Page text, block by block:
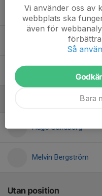
Adam Westerberg
Albin Pettersson
Hugo Sandborg
Melvin Bergström
Utan position
Vi använder oss av
webbplats ska
även för
Så
Bara